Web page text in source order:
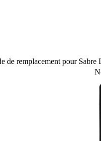
de remplacement pour